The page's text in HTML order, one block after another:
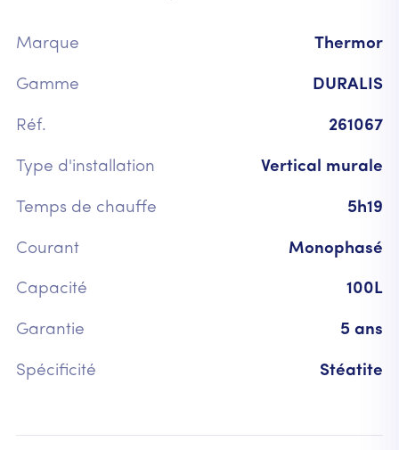
Marque Thermor
Gamme DURALIS
Réf. 261067
Type d'installation Vertical murale
Temps de chauffe 5h19
Courant Monophasé
Capacité 100L
Garantie 5 ans
Spécificité Stéatite